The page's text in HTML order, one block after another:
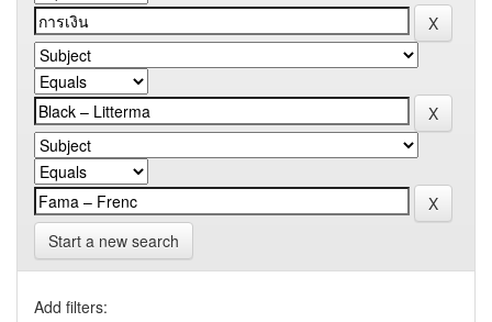
Start a new search
Add filters: